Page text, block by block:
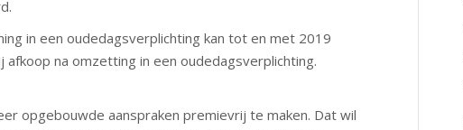
in een oudedagsverplichting kan tot en met 2019
na omzetting in een oudedagsverplichting.
opgebouwde aanspraken premievrij te maken. Dat wil